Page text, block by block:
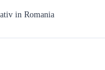
in Romania